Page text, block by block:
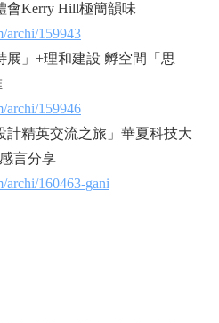
會Kerry Hill極簡韻味
archi/159943
展」+理和建設 孵空間「思
archi/159946
計精英交流之旅」華夏科技大
言分享
archi/160463-gani